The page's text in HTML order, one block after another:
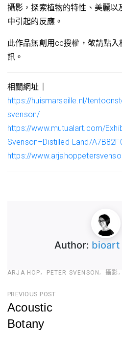
攝影，探索植物的特性、美麗以
中引起的反應。
此作品無創用cc授權，敬請點
訊。
相關網址｜
https://huismarseille.nl/
svenson/
https://www.mutualart.com/
Svenson–Distilled-Land/
https://
Author: bioart
ARJA HOP PETER SVENSON 攝影
文
章
導
PREVIOUS POST
Acoustic
Botany